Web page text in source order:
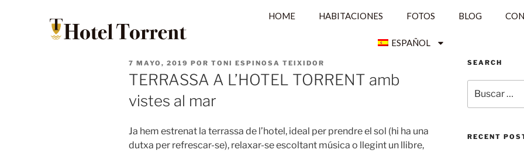
HOME HABITACIONES FOTOS BLOG
ESPAÑOL
7 MAYO, 2019 POR TONI ESPINOSA TEIXIDOR
TERRASSA A L’HOTEL TORRENT amb
vistes al mar
Ja hem estrenat la terrassa de l’hotel, ideal per prendre el sol (hi ha una
dutxa per refrescar-se), relaxar-se escoltant música o llegint un llibre,
SEARCH
RECENT